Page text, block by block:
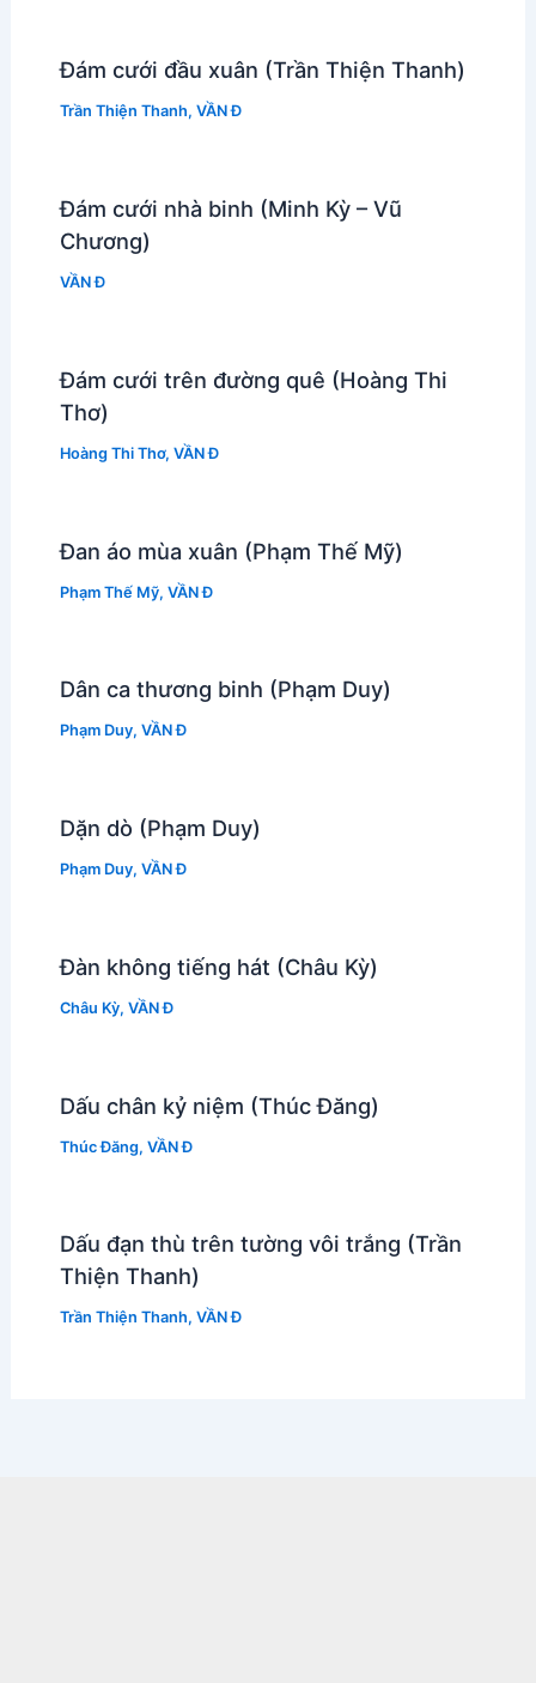
Đám cưới đầu xuân (Trần Thiện Thanh)
Trần Thiện Thanh, VẦN Đ
Đám cưới nhà binh (Minh Kỳ – Vũ
Chương)
VẦN Đ
Đám cưới trên đường quê (Hoàng Thi
Thơ)
Hoàng Thi Thơ, VẦN Đ
Đan áo mùa xuân (Phạm Thế Mỹ)
Phạm Thế Mỹ, VẦN Đ
Dân ca thương binh (Phạm Duy)
Phạm Duy, VẦN Đ
Dặn dò (Phạm Duy)
Phạm Duy, VẦN Đ
Đàn không tiếng hát (Châu Kỳ)
Châu Kỳ, VẦN Đ
Dấu chân kỷ niệm (Thúc Đăng)
Thúc Đăng, VẦN Đ
Dấu đạn thù trên tường vôi trắng (Trần
Thiện Thanh)
Trần Thiện Thanh, VẦN Đ